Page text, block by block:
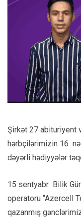
Şirkət 27 abituriyent
hərbçilərimizin 16
dəyərli hədiyyələr
15 sentyabr Bilik
operatoru “Azercell
qazanmış